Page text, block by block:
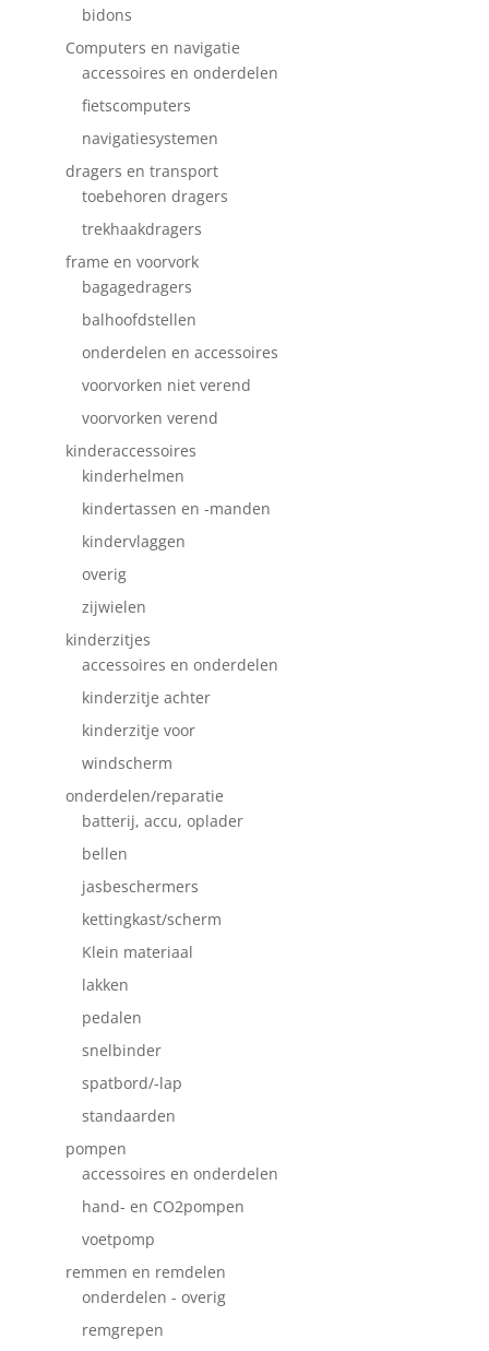
bidons
Computers en navigatie
accessoires en onderdelen
fietscomputers
navigatiesystemen
dragers en transport
toebehoren dragers
trekhaakdragers
frame en voorvork
bagagedragers
balhoofdstellen
onderdelen en accessoires
voorvorken niet verend
voorvorken verend
kinderaccessoires
kinderhelmen
kindertassen en -manden
kindervlaggen
overig
zijwielen
kinderzitjes
accessoires en onderdelen
kinderzitje achter
kinderzitje voor
windscherm
onderdelen/reparatie
batterij, accu, oplader
bellen
jasbeschermers
kettingkast/scherm
Klein materiaal
lakken
pedalen
snelbinder
spatbord/-lap
standaarden
pompen
accessoires en onderdelen
hand- en CO2pompen
voetpomp
remmen en remdelen
onderdelen - overig
remgrepen